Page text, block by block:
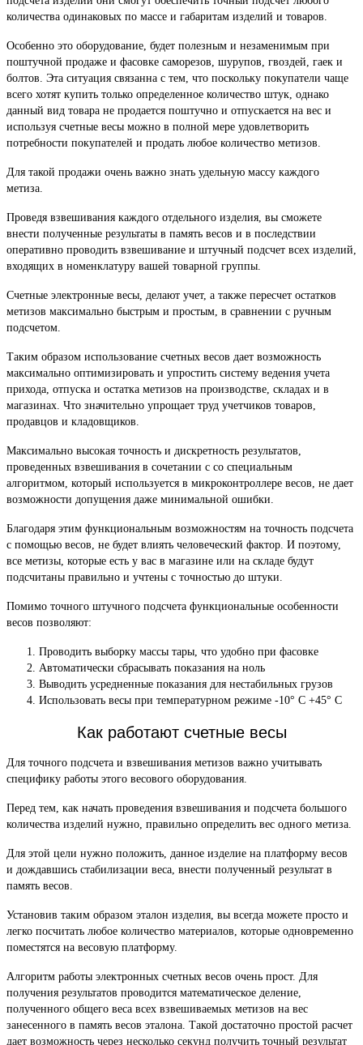
количества одинаковых по массе и габаритам изделий и товаров.
Особенно это оборудование, будет полезным и незаменимым при
поштучной продаже и фасовке саморезов, шурупов, гвоздей, гаек и
болтов. Эта ситуация связанна с тем, что поскольку покупатели чаще
всего хотят купить только определенное количество штук, однако
данный вид товара не продается поштучно и отпускается на вес и
используя счетные весы можно в полной мере удовлетворить
потребности покупателей и продать любое количество метизов.
Для такой продажи очень важно знать удельную массу каждого
метиза.
Проведя взвешивания каждого отдельного изделия, вы сможете
внести полученные результаты в память весов и в последствии
оперативно проводить взвешивание и штучный подсчет всех изделий,
входящих в номенклатуру вашей товарной группы.
Счетные электронные весы, делают учет, а также пересчет остатков
метизов максимально быстрым и простым, в сравнении с ручным
подсчетом.
Таким образом использование счетных весов дает возможность
максимально оптимизировать и упростить систему ведения учета
прихода, отпуска и остатка метизов на производстве, складах и в
магазинах. Что значительно упрощает труд учетчиков товаров,
продавцов и кладовщиков.
Максимально высокая точность и дискретность результатов,
проведенных взвешивания в сочетании с со специальным
алгоритмом, который используется в микроконтроллере весов, не дает
возможности допущения даже минимальной ошибки.
Благодаря этим функциональным возможностям на точность подсчета
с помощью весов, не будет влиять человеческий фактор. И поэтому,
все метизы, которые есть у вас в магазине или на складе будут
подсчитаны правильно и учтены с точностью до штуки.
Помимо точного штучного подсчета функциональные особенности
весов позволяют:
Проводить выборку массы тары, что удобно при фасовке
Автоматически сбрасывать показания на ноль
Выводить усредненные показания для нестабильных грузов
Использовать весы при температурном режиме -10° С +45° С
Как работают счетные весы
Для точного подсчета и взвешивания метизов важно учитывать
специфику работы этого весового оборудования.
Перед тем, как начать проведения взвешивания и подсчета большого
количества изделий нужно, правильно определить вес одного метиза.
Для этой цели нужно положить, данное изделие на платформу весов
и дождавшись стабилизации веса, внести полученный результат в
память весов.
Установив таким образом эталон изделия, вы всегда можете просто и
легко посчитать любое количество материалов, которые одновременно
поместятся на весовую платформу.
Алгоритм работы электронных счетных весов очень прост. Для
получения результатов проводится математическое деление,
полученного общего веса всех взвешиваемых метизов на вес
занесенного в память весов эталона. Такой достаточно простой расчет
дает возможность через несколько секунд получить точный результат